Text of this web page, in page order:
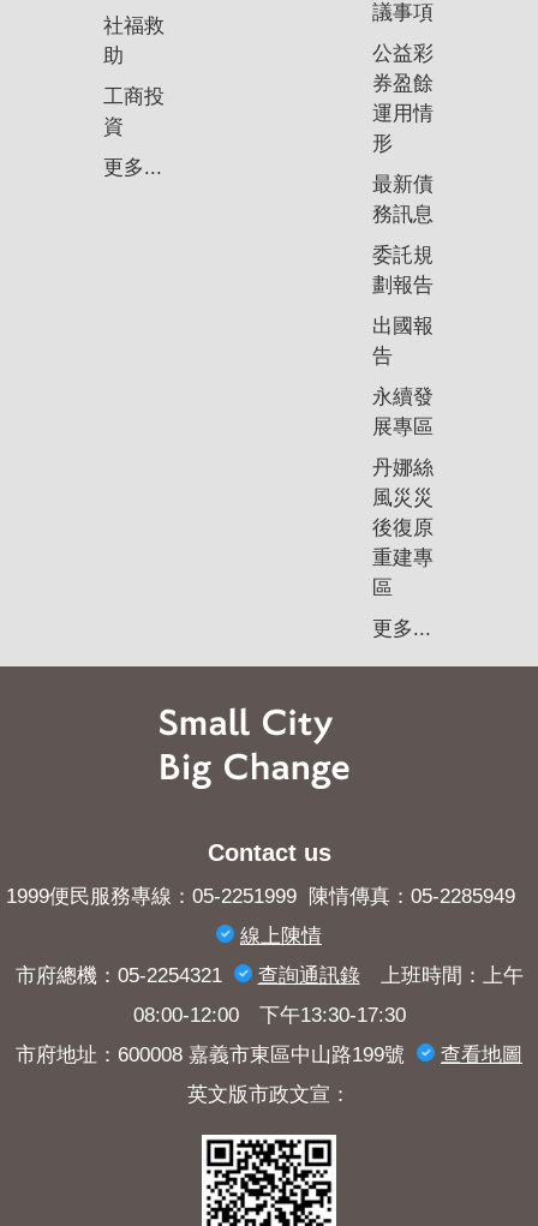
社福救
助
工商投
資
更多...
議事項
公益彩
券盈餘
運用情
形
最新債
務訊息
委託規
劃報告
出國報
告
永續發
展專區
丹娜絲
風災災
後復原
重建專
區
更多...
Contact us
1999便民服務專線：05-2251999 陳情傳真：05-2285949
線上陳情
市府總機：05-2254321
查詢​通訊錄上班時間：上午
08:00-12:00 下午13:30-17:30
市府地址：600008 嘉義市東區中山路199號
查看地圖
英文版市政文宣：